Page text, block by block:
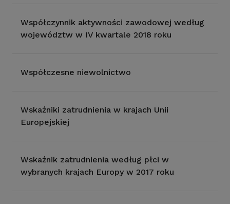
Współczynnik aktywności zawodowej według
województw w IV kwartale 2018 roku
Współczesne niewolnictwo
Wskaźniki zatrudnienia w krajach Unii
Europejskiej
Wskaźnik zatrudnienia według płci w
wybranych krajach Europy w 2017 roku